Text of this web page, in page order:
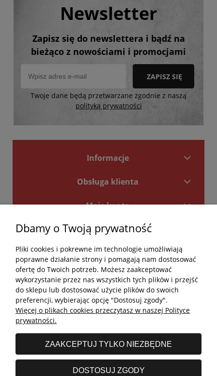
Newsletter
Zapisz się do newslettera i bądź na
bieżąco z nowościami i promocjami
ZAPISZ SIĘ
Twoje dane będą przetwarzane zgodnie z naszą
polityką prywatności
Informacje
Obsługa klienta
Moje konto
Płatności i dostawa
Kontakt
Kontakt
undefined
Godziny otwarcia salonu:
Poniedziałek - Piątek: 11:00 - 19:00
Sobota: 10:00 - 14:00
Dbamy o Twoją prywatność
Pliki cookies i pokrewne im technologie umożliwiają
poprawne działanie strony i pomagają nam dostosować
ofertę do Twoich potrzeb. Możesz zaakceptować
wykorzystanie przez nas wszystkich tych plików i przejść
do sklepu lub dostosować użycie plików do swoich
preferencji, wybierając opcję "Dostosuj zgody".
Więcej o plikach cookies przeczytasz w naszej Polityce
prywatności.
ZAAKCEPTUJ TYLKO NIEZBĘDNE
DOSTOSUJ ZGODY